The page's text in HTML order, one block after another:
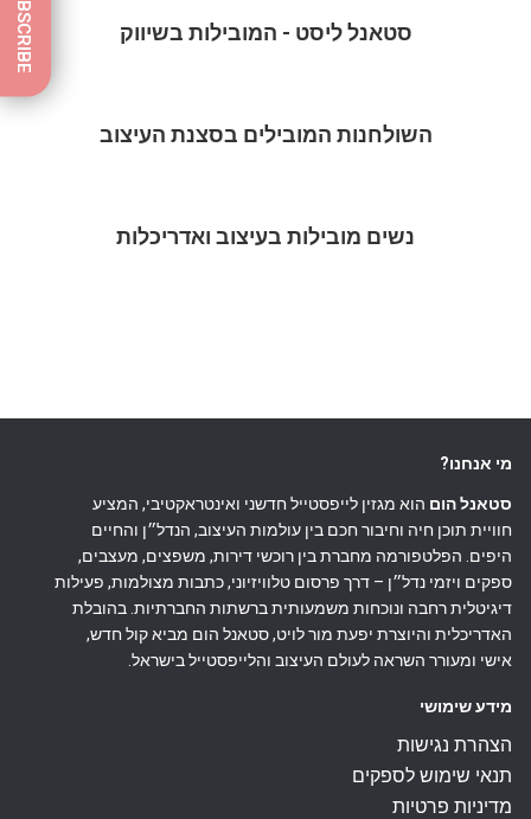
סטאנל ליסט - המובילות בשיווק
השולחנות המובילים בסצנת העיצוב
נשים מובילות בעיצוב ואדריכלות
מי אנחנו?
סטאנל הום הוא מגזין לייפסטייל חדשני ואינטראקטיבי, המציע
חוויית תוכן חיה וחיבור חכם בין עולמות העיצוב, הנדל״ן והחיים
היפים. הפלטפורמה מחברת בין רוכשי דירות, משפצים, מעצבים,
ספקים ויזמי נדל״ן – דרך פרסום טלוויזיוני, כתבות מצולמות, פעילות
דיגיטלית רחבה ונוכחות משמעותית ברשתות החברתיות. בהובלת
האדריכלית והיוצרת יפעת מור לויט, סטאנל הום מביא קול חדש,
אישי ומעורר השראה לעולם העיצוב והלייפסטייל בישראל.
מידע שימושי
הצהרת נגישות
תנאי שימוש לספקים
מדיניות פרטיות
SUBSCRIBE